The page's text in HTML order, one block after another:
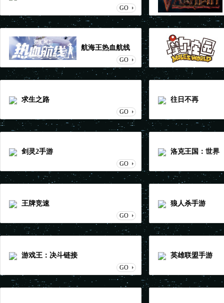
GO
航海王热血航线
GO
求生之路
GO
往日不再
剑灵2手游
GO
洛克王国：世界
王牌竞速
GO
狼人杀手游
游戏王：决斗链接
GO
英雄联盟手游